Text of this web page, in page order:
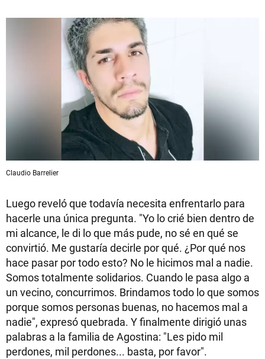
Claudio Barrelier
Luego reveló que todavía necesita enfrentarlo para
hacerle una única pregunta. "Yo lo crié bien dentro de
mi alcance, le di lo que más pude, no sé en qué se
convirtió. Me gustaría decirle por qué. ¿Por qué nos
hace pasar por todo esto? No le hicimos mal a nadie.
Somos totalmente solidarios. Cuando le pasa algo a
un vecino, concurrimos. Brindamos todo lo que somos
porque somos personas buenas, no hacemos mal a
nadie", expresó quebrada. Y finalmente dirigió unas
palabras a la familia de Agostina: "Les pido mil
perdones, mil perdones... basta, por favor".